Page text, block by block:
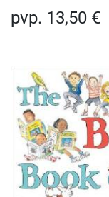
pvp. 13,50 €